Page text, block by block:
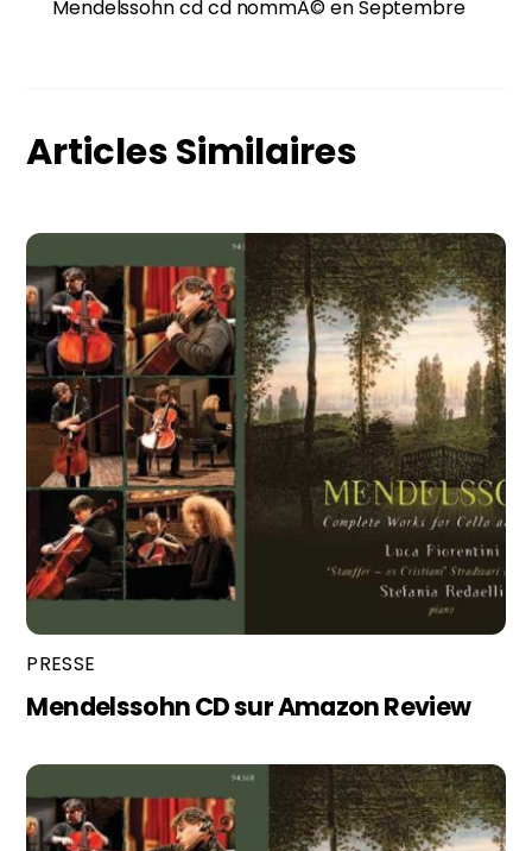
Mendelssohn cd cd nommÃ© en Septembre
Articles Similaires
PRESSE
Mendelssohn CD sur Amazon Review